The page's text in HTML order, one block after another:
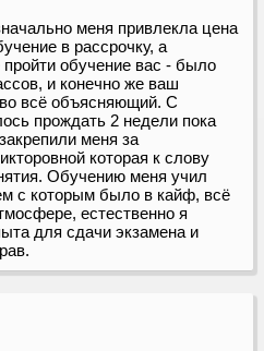
меня привлекла цена
в рассрочку, а
обучение вас - было
и конечно же ваш
всё объясняющий. С
прождать 2 недели пока
меня за
которая к слову
Обучению меня учил
с которым было в кайф, всё
естественно я
для сдачи экзамена и